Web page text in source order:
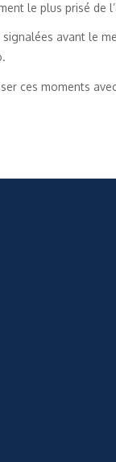
le plus prisé de
avant le
ces moments